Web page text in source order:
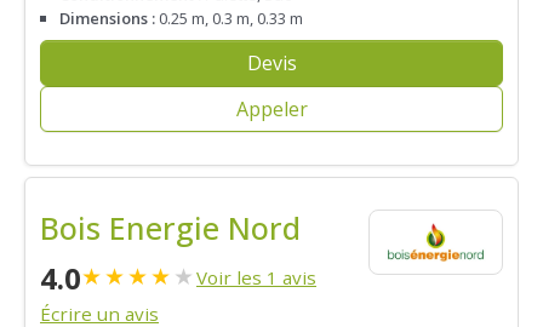
Dimensions : 0.25 m, 0.3 m, 0.33 m
Devis
Appeler
Bois Energie Nord
4.0★★★★★ Voir les 1 avis
Écrire un avis